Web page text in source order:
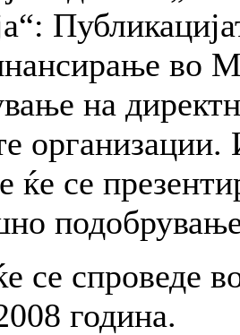
во
на
ќе се
се спроведе
година.